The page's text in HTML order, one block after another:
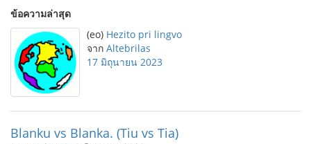
ข้อความล่าสุด
(eo) Hezito pri lingvo
จาก Altebrilas
17 มิถุนายน 2023
Blanku vs Blanka. (Tiu vs Tia)